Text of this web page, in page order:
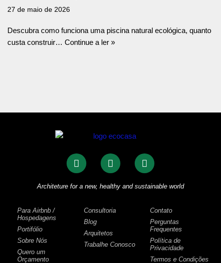
27 de maio de 2026
Descubra como funciona uma piscina natural ecológica, quanto
custa construir… Continue a ler »
Architeture for a new, healthy and sustainable world
Para Airbnb /
Hospedagens
Portifólio
Sobre Nós
Quero um
Orçamento
Consultoria
Blog
Arquitetos
Trabalhe Conosco
Contato
Perguntas
Frequentes
Política de
Privacidade
Termos e Condições